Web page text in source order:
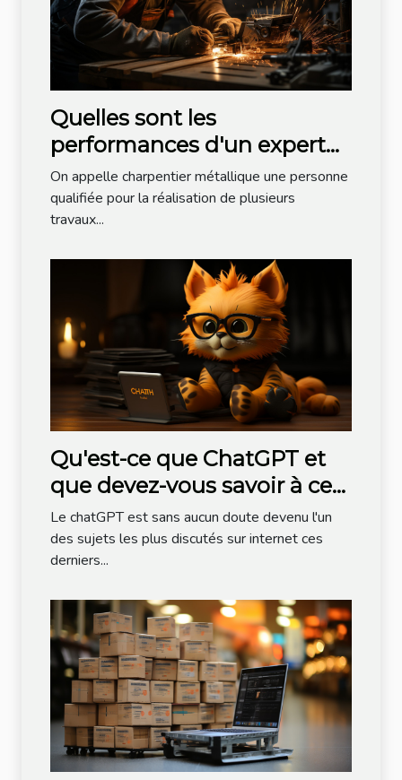
Quelles sont les
performances d'un expert
charpentier métallique ?
On appelle charpentier métallique une personne
qualifiée pour la réalisation de plusieurs
travaux...
Qu'est-ce que ChatGPT et
que devez-vous savoir à ce
sujet ?
Le chatGPT est sans aucun doute devenu l'un
des sujets les plus discutés sur internet ces
derniers...